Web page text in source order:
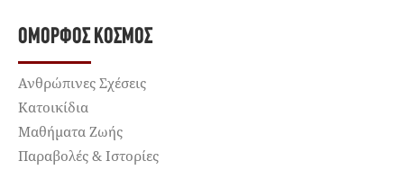
ΌΜΟΡΦΟΣ ΚΌΣΜΟΣ
Ανθρώπινες Σχέσεις
Κατοικίδια
Μαθήματα Ζωής
Παραβολές & Ιστορίες